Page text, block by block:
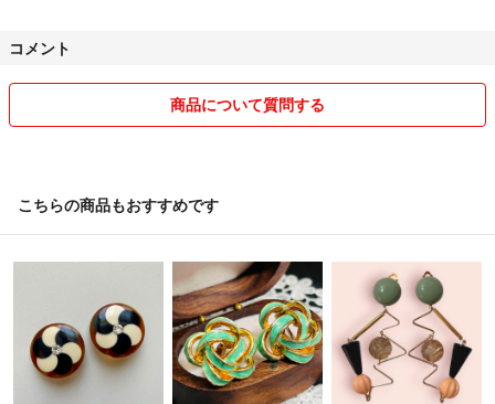
直接見ることのできないお取り引きなので、
ほとんどが一点物になります。
ブランド名等は検索ワードとしての記載です。
発送中の破損、紛失の保証なし。
発送の日時や方法等は購入前にお願いします。
☆複数購入の場合、おまとめページを作りまとめての発送となります。
その際各ページにコメントください。
コメント
商品について質問する
こちらの商品もおすすめです